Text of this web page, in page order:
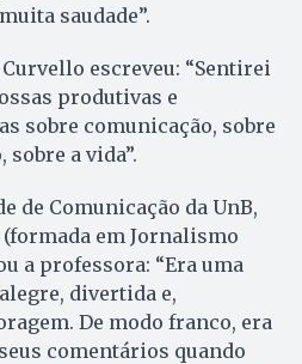
saudade”.
escreveu: “Sentirei
produtivas e
sobre comunicação, sobre
sobre a vida”.
de Comunicação da UnB,
em Jornalismo
a professora: “Era uma
divertida e,
De modo franco, era
comentários quando